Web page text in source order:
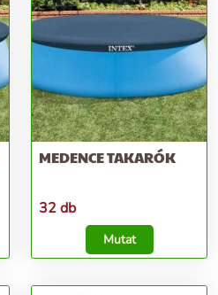
MEDENCE TAKARÓK
32 db
Mutat